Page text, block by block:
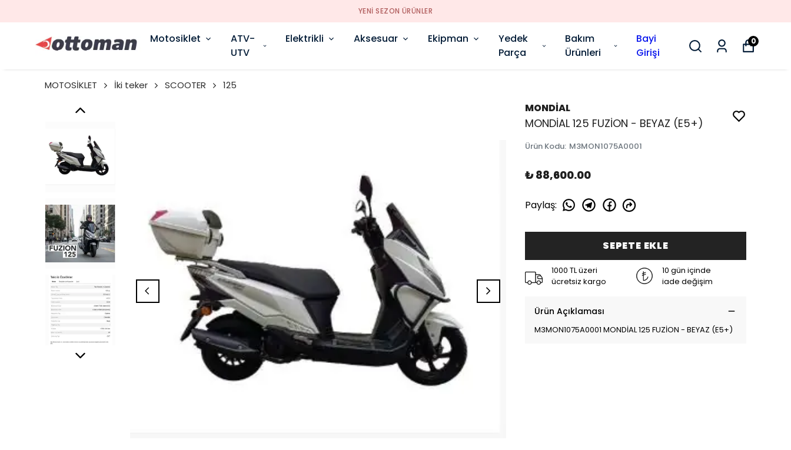
YENI SEZON ÜRÜNLER
Motosiklet
ATV-
UTV
Elektrikli Aksesuar Ekipman
Yedek
Parça
Bakım
Ürünleri
Bayi
Girişi
0
MOTOSİKLET İki teker SCOOTER 125
MONDİAL
MONDİAL 125 FUZİON - BEYAZ (E5+)
Ürün Kodu: M3MON1075A0001
₺ 88,600.00
Paylaş:
SEPETE EKLE
1000 TL üzeri
ücretsiz kargo
10 gün içinde
iade değişim
Ürün Açıklaması
M3MON1075A0001 MONDİAL 125 FUZİON - BEYAZ (E5+)